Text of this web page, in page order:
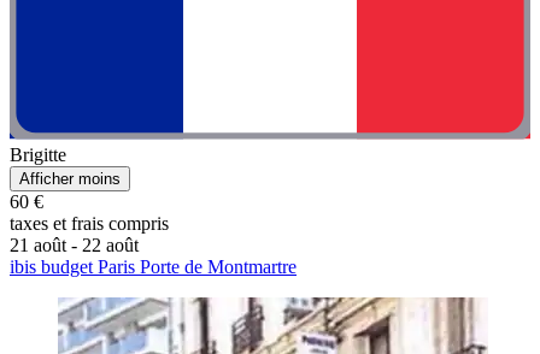
Brigitte
Afficher moins
60 €
taxes et frais compris
21 août - 22 août
ibis budget Paris Porte de Montmartre